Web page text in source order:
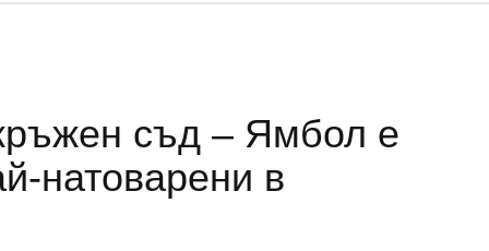
съд – Ямбол е
натоварени в